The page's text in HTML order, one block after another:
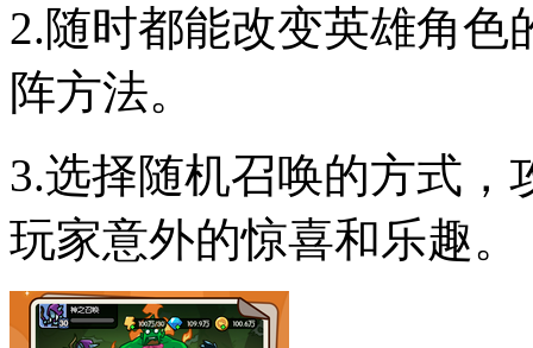
2.随时都能改变英雄角
阵方法。
3.选择随机召唤的方式
玩家意外的惊喜和乐趣。